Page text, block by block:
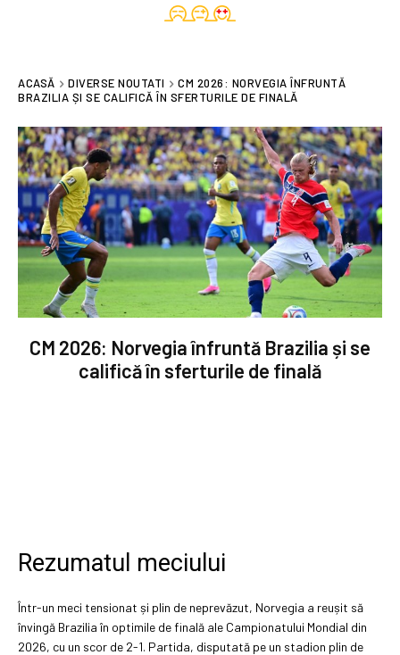
ACASĂ DIVERSE NOUTATI
CM 2026: NORVEGIA ÎNFRUNTĂ
BRAZILIA ȘI SE CALIFICĂ ÎN SFERTURILE DE FINALĂ
CM 2026: Norvegia înfruntă Brazilia și se
califică în sferturile de finală
Rezumatul meciului
Într-un meci tensionat și plin de neprevăzut, Norvegia a reușit să
învingă Brazilia în optimile de finală ale Campionatului Mondial din
2026, cu un scor de 2-1. Partida, disputată pe un stadion plin de